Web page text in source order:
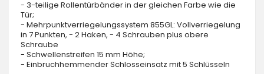
- 3-teilige Rollentürbänder in der gleichen Farbe wie die
Tür;
- Mehrpunktverriegelungssystem 855GL: Vollverriegelung
in 7 Punkten, - 2 Haken, - 4 Schrauben plus obere
Schraube
- Schwellenstreifen 15 mm Höhe;
- Einbruchhemmender Schlosseinsatz mit 5 Schlüsseln